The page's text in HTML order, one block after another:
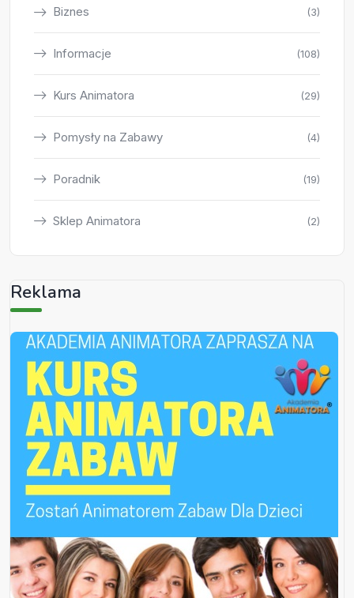
Biznes (3)
Informacje (108)
Kurs Animatora (29)
Pomysły na Zabawy (4)
Poradnik (19)
Sklep Animatora (2)
Reklama